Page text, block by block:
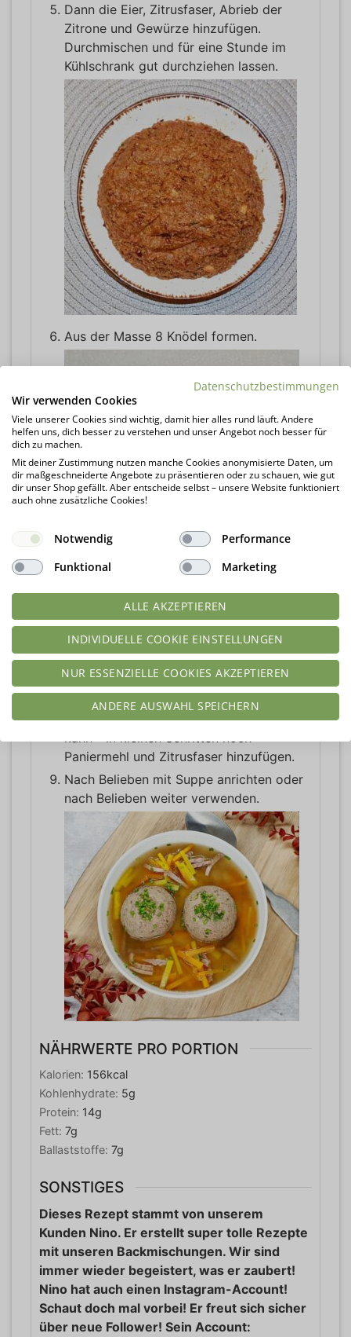
Dann die Eier, Zitrusfaser, Abrieb der
Zitrone und Gewürze hinzufügen.
Durchmischen und für eine Stunde im
Kühlschrank gut durchziehen lassen.
Aus der Masse 8 Knödel formen.
aufkochen. Die Knödel 10 Minuten
schwachwallend kochen lassen und
weitere 5 - 7 Minuten im Wasser
nachziehen lassen. Dafür die Temperatur
abschalten.
PS: Sollte die Masse nicht fest genug
sein, was durch die Eiergröße passieren
Paniermehl und Zitrusfaser hinzufügen.
Nach Belieben mit Suppe anrichten oder
nach Belieben weiter verwenden.
NÄHRWERTE PRO PORTION
Kalorien: 156kcal
Kohlenhydrate: 5g
Protein: 14g
Fett: 7g
Ballaststoffe: 7g
SONSTIGES
Dieses Rezept stammt von unserem
Kunden Nino. Er erstellt super tolle Rezepte
mit unseren Backmischungen. Wir sind
immer wieder begeistert, was er zaubert!
Nino hat auch einen Instagram-Account!
Schaut doch mal vorbei! Er freut sich sicher
über neue Follower! Sein Account:
Datenschutzbestimmungen
Wir verwenden Cookies
Viele unserer Cookies sind wichtig, damit hier alles rund läuft. Andere
helfen uns, dich besser zu verstehen und unser Angebot noch besser für
dich zu machen.
Mit deiner Zustimmung nutzen manche Cookies anonymisierte Daten, um
dir maßgeschneiderte Angebote zu präsentieren oder zu schauen, wie gut
dir unser Shop gefällt. Aber entscheide selbst – unsere Website funktioniert
auch ohne zusätzliche Cookies!
Notwendig
Performance
Funktional
Marketing
ALLE AKZEPTIEREN
INDIVIDUELLE COOKIE EINSTELLUNGEN
NUR ESSENZIELLE COOKIES AKZEPTIEREN
ANDERE AUSWAHL SPEICHERN